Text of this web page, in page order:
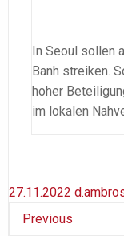
In Seoul sollen
Banh streiken.
hoher
im lokalen
27.11.2022
Previous